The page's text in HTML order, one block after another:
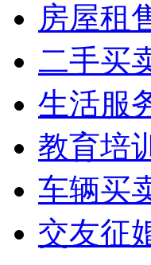
房屋租
二手买
生活服
教育培
车辆买
交友征